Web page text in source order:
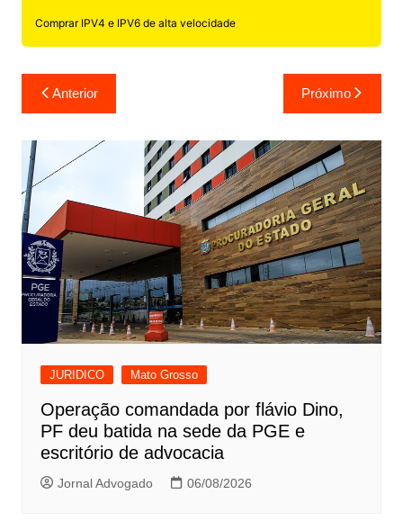
Comprar IPV4 e IPV6 de alta velocidade
Navegação
de
Post
Anterior Próximo
JURIDICO Mato Grosso
Operação comandada por flávio Dino,
PF deu batida na sede da PGE e
escritório de advocacia
Jornal Advogado 06/08/2026